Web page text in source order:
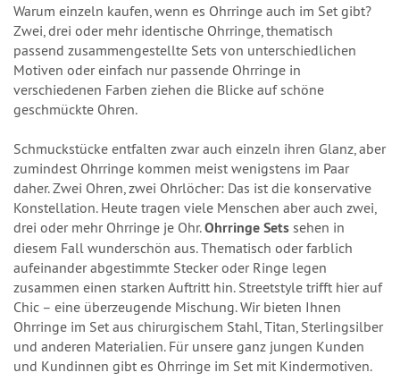
Warum einzeln kaufen, wenn es Ohrringe auch im Set gibt?
Zwei, drei oder mehr identische Ohrringe, thematisch
passend zusammengestellte Sets von unterschiedlichen
Motiven oder einfach nur passende Ohrringe in
verschiedenen Farben ziehen die Blicke auf schöne
geschmückte Ohren.
Schmuckstücke entfalten zwar auch einzeln ihren Glanz, aber
zumindest Ohrringe kommen meist wenigstens im Paar
daher. Zwei Ohren, zwei Ohrlöcher: Das ist die konservative
Konstellation. Heute tragen viele Menschen aber auch zwei,
drei oder mehr Ohrringe je Ohr.Ohrringe Sets sehen in
diesem Fall wunderschön aus. Thematisch oder farblich
aufeinander abgestimmte Stecker oder Ringe legen
zusammen einen starken Auftritt hin. Streetstyle trifft hier auf
Chic – eine überzeugende Mischung. Wir bieten Ihnen
Ohrringe im Set aus chirurgischem Stahl, Titan, Sterlingsilber
und anderen Materialien. Für unsere ganz jungen Kunden
und Kundinnen gibt es Ohrringe im Set mit Kindermotiven.